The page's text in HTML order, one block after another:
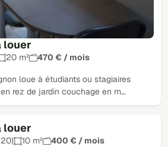
louer
20 m² 470 € / mois
loue à étudiants ou stagiaires
rez de jardin couchage en m…
louer
10 m² 400 € / mois